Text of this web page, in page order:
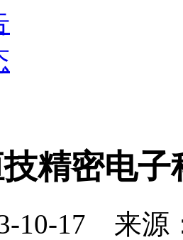
精密电
10-17 来